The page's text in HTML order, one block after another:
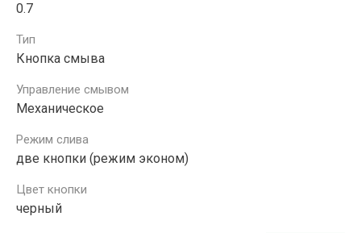
0.7
Тип
Кнопка смыва
Управление смывом
Механическое
Режим слива
две кнопки (режим эконом)
Цвет кнопки
черный